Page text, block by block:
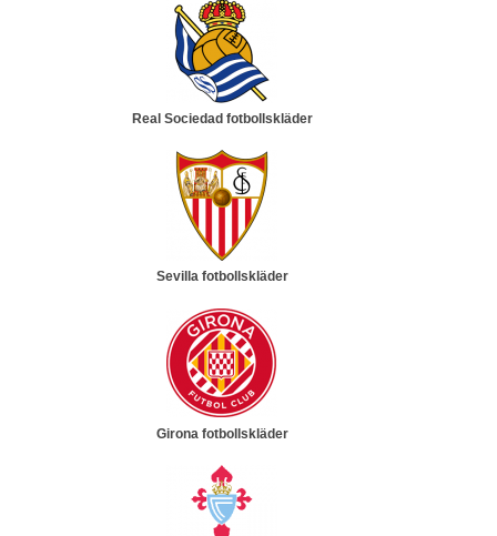
Real Sociedad fotbollskläder
Sevilla fotbollskläder
Girona fotbollskläder